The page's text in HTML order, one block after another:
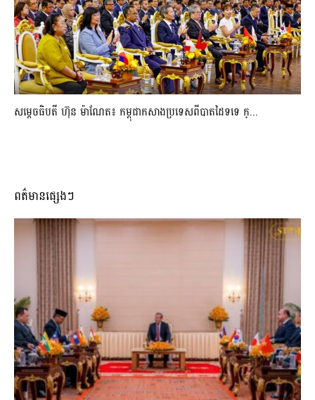
សម្ដេចធិបតី ហ៊ុន ម៉ាណែត៖ កម្ពុជាកសាងប្រទេសពីបាតដៃទទេ ក្...
ពត៌មានផ្សេងៗ